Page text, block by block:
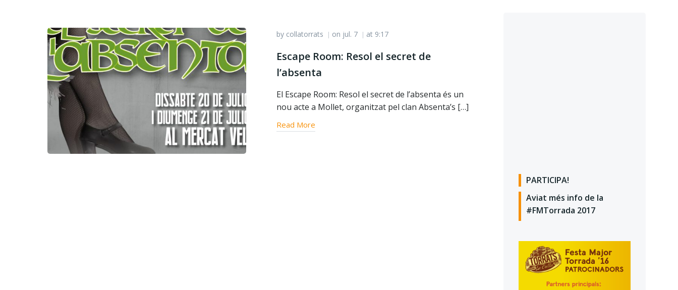
by collatorrats | on jul. 7 | at 9:17
Escape Room: Resol el secret de
l’absenta
El Escape Room: Resol el secret de l’absenta és un
nou acte a Mollet, organitzat pel clan Absenta’s […]
Read More
PARTICIPA!
Aviat més info de la
#FMTorrada 2017